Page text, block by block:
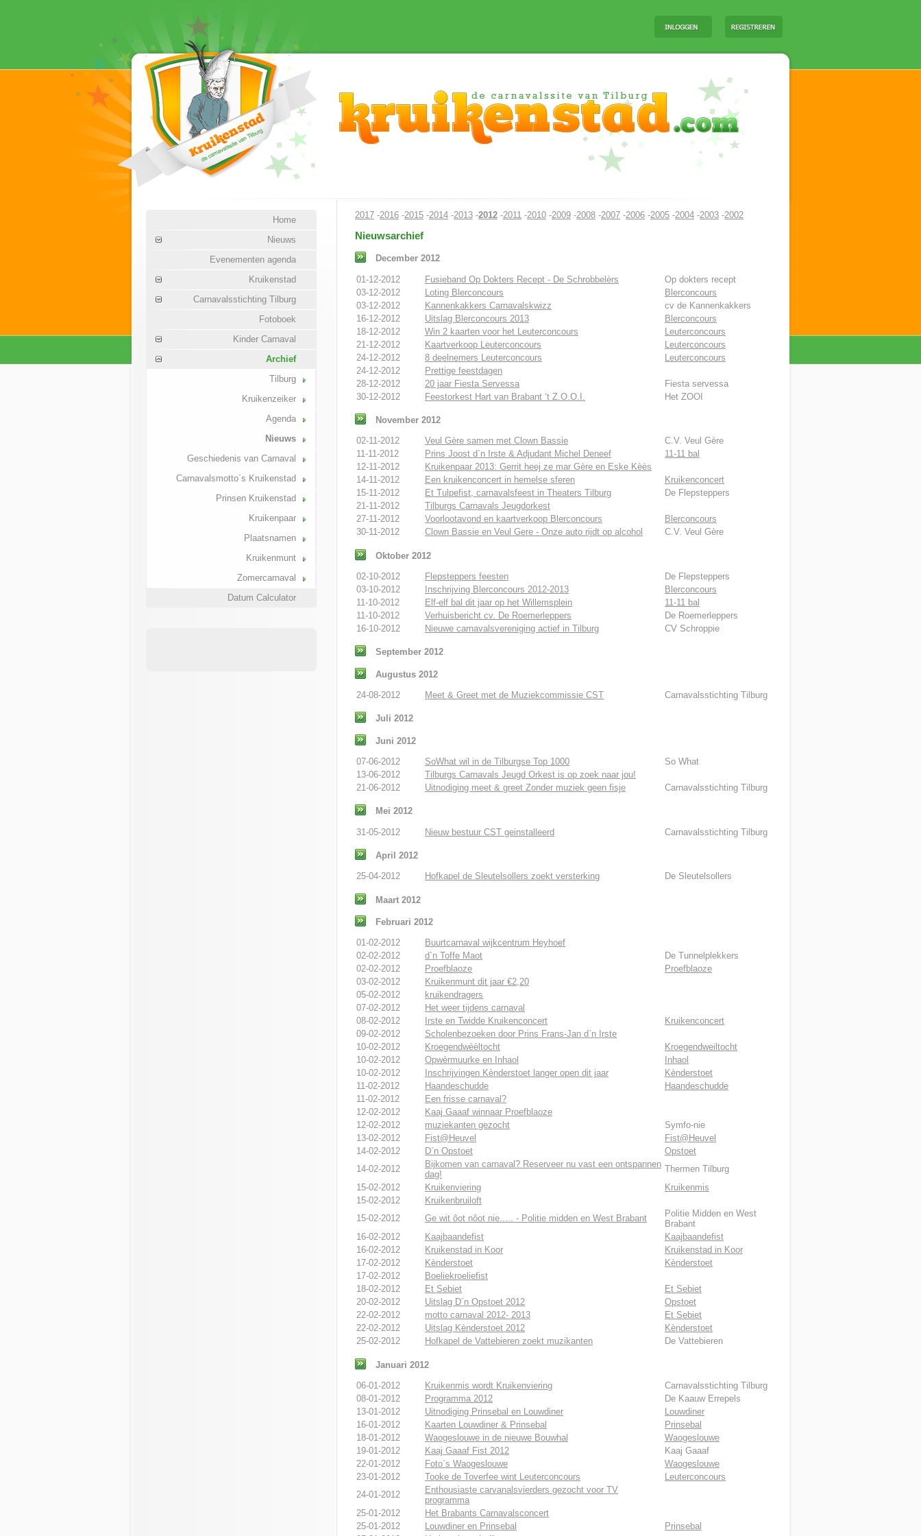
Home
Nieuws
Evenementen agenda
Kruikenstad
Carnavalsstichting Tilburg
Fotoboek
Kinder Carnaval
Archief
Tilburg
Kruikenzeiker
Agenda
Nieuws
Geschiedenis van Carnaval
Carnavalsmotto´s Kruikenstad
Prinsen Kruikenstad
Kruikenpaar
Plaatsnamen
Kruikenmunt
Zomercarnaval
Datum Calculator
2017 -2016 -2015 -2014 -2013 -2012 -2011 -2010 -2009 -2008 -2007 -2006 -2005 -2004 -2003 -2002
Nieuwsarchief
December 2012
01-12-2012 Fusieband Op Dokters Recept - De Schrobbelèrs
Op dokters recept
03-12-2012
Loting Blerconcours
Blerconcours
03-12-2012
Kannenkakkers Carnavalskwizz
cv de Kannenkakkers
16-12-2012
Uitslag Blerconcours 2013
Blerconcours
18-12-2012
Win 2 kaarten voor het Leuterconcours
Leuterconcours
21-12-2012
Kaartverkoop Leuterconcours
Leuterconcours
24-12-2012
8 deelnemers Leuterconcours
Leuterconcours
24-12-2012
Prettige feestdagen
28-12-2012
20 jaar Fiesta Servessa
Fiesta servessa
30-12-2012
Feestorkest Hart van Brabant ‘t Z.O.O.I. Het ZOOI
November 2012
02-11-2012 Veul Gère samen met Clown Bassie
C.V. Veul Gère
11-11-2012
Prins Joost d`n Irste & Adjudant Michel Deneef
11-11 bal
12-11-2012
Kruikenpaar 2013: Gerrit heej ze mar Gère en Eske Kèès
14-11-2012
Een kruikenconcert in hemelse sferen
Kruikenconcert
15-11-2012
Et Tulpefist, carnavalsfeest in Theaters Tilburg
De Flepsteppers
21-11-2012
Tilburgs Carnavals Jeugdorkest
27-11-2012
Voorlootavond en kaartverkoop Blerconcours
Blerconcours
30-11-2012
Clown Bassie en Veul Gere - Onze auto rijdt op alcohol C.V. Veul Gère
Oktober 2012
02-10-2012 Flepsteppers feesten
De Flepsteppers
03-10-2012
Inschrijving Blerconcours 2012-2013
Blerconcours
11-10-2012
Elf-elf bal dit jaar op het Willemsplein
11-11 bal
11-10-2012
Verhuisbericht cv. De Roemerleppers
De Roemerleppers
16-10-2012
Nieuwe carnavalsvereniging actief in Tilburg CV Schroppie
September 2012
Augustus 2012
24-08-2012 Meet & Greet met de Muziekcommissie CST Carnavalsstichting Tilburg
Juli 2012
Juni 2012
07-06-2012 SoWhat wil in de Tilburgse Top 1000
So What
13-06-2012
Tilburgs Carnavals Jeugd Orkest is op zoek naar jou!
21-06-2012
Uitnodiging meet & greet Zonder muziek geen fisje Carnavalsstichting Tilburg
Mei 2012
31-05-2012 Nieuw bestuur CST geinstalleerd Carnavalsstichting Tilburg
April 2012
25-04-2012 Hofkapel de Sleutelsollers zoekt versterking De Sleutelsollers
Maart 2012
Februari 2012
01-02-2012
Buurtcarnaval wijkcentrum Heyhoef
02-02-2012
d`n Toffe Maot
De Tunnelplekkers
02-02-2012
Proefblaoze
Proefblaoze
03-02-2012
Kruikenmunt dit jaar €2,20
05-02-2012
kruikendragers
07-02-2012
Het weer tijdens carnaval
08-02-2012
Irste en Twidde Kruikenconcert
Kruikenconcert
09-02-2012
Scholenbezoeken door Prins Frans-Jan d`n Irste
10-02-2012
Kroegendwèèltocht
Kroegendweiltocht
10-02-2012
Opwèrmuurke en Inhaol
Inhaol
10-02-2012
Inschrijvingen Kènderstoet langer open dit jaar
Kènderstoet
11-02-2012
Haandeschudde
Haandeschudde
11-02-2012
Een frisse carnaval?
12-02-2012
Kaaj Gaaaf winnaar Proefblaoze
12-02-2012
muziekanten gezocht
Symfo-nie
13-02-2012
Fist@Heuvel
Fist@Heuvel
14-02-2012
D`n Opstoet
Opstoet
14-02-2012
Bijkomen van carnaval? Reserveer nu vast een ontspannen
dag!
Thermen Tilburg
15-02-2012
Kruikenviering
Kruikenmis
15-02-2012
Kruikenbruiloft
15-02-2012
Ge wit ôot nôot nie..... - Politie midden en West Brabant
Politie Midden en West
Brabant
16-02-2012
Kaajbaandefist
Kaajbaandefist
16-02-2012
Kruikenstad in Koor
Kruikenstad in Koor
17-02-2012
Kènderstoet
Kènderstoet
17-02-2012
Boeliekroeliefist
18-02-2012
Et Sebiet
Et Sebiet
20-02-2012
Uitslag D´n Opstoet 2012
Opstoet
22-02-2012
motto carnaval 2012- 2013
Et Sebiet
22-02-2012
Uitslag Kènderstoet 2012
Kènderstoet
25-02-2012
Hofkapel de Vattebieren zoekt muzikanten De Vattebieren
Januari 2012
06-01-2012 Kruikenmis wordt Kruikenviering
Carnavalsstichting Tilburg
08-01-2012
Programma 2012
De Kaauw Errepels
13-01-2012
Uitnodiging Prinsebal en Louwdiner
Louwdiner
16-01-2012
Kaarten Louwdiner & Prinsebal
Prinsebal
18-01-2012
Waogeslouwe in de nieuwe Bouwhal
Waogeslouwe
19-01-2012
Kaaj Gaaaf Fist 2012
Kaaj Gaaaf
22-01-2012
Foto`s Waogeslouwe
Waogeslouwe
23-01-2012
Tooke de Toverfee wint Leuterconcours
Leuterconcours
24-01-2012
Enthousiaste carvanalsvierders gezocht voor TV
programma
25-01-2012
Het Brabants Carnavalsconcert
25-01-2012
Louwdiner en Prinsebal
Prinsebal